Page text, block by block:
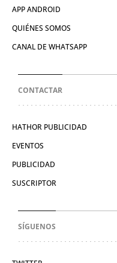
APP ANDROID
QUIÉNES SOMOS
CANAL DE WHATSAPP
CONTACTAR
HATHOR PUBLICIDAD
EVENTOS
PUBLICIDAD
SUSCRIPTOR
SÍGUENOS